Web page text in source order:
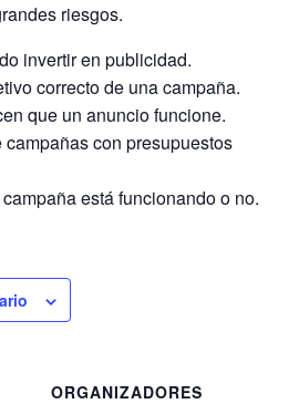
riesgos.
invertir en publicidad.
correcto de una campaña.
que un anuncio funcione.
con presupuestos
está funcionando o no.
ORGANIZADORES